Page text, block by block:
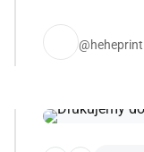
@heheprint